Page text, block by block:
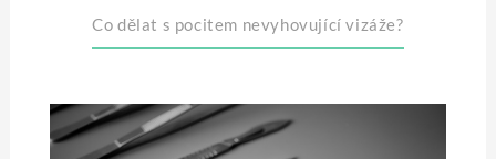
Co dělat s pocitem nevyhovující vizáže?